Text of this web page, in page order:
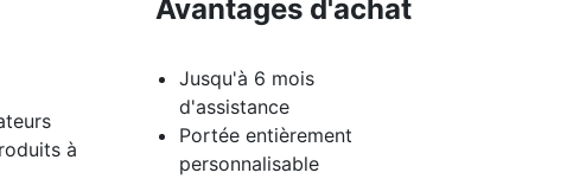
à
Avantages d'achat
Jusqu'à 6 mois
d'assistance
Portée entièrement
personnalisable